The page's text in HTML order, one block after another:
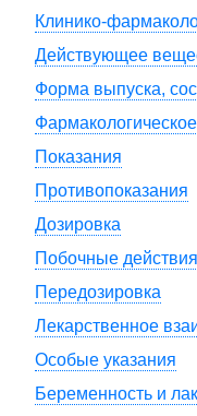
Клинико-
Действующее
Форма выпуска,
Показания
Противопоказания
Дозировка
Побочные действия
Передозировка
Лекарственное
Особые указания
Беременность и